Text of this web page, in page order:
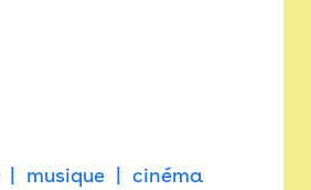
musique
cinéma